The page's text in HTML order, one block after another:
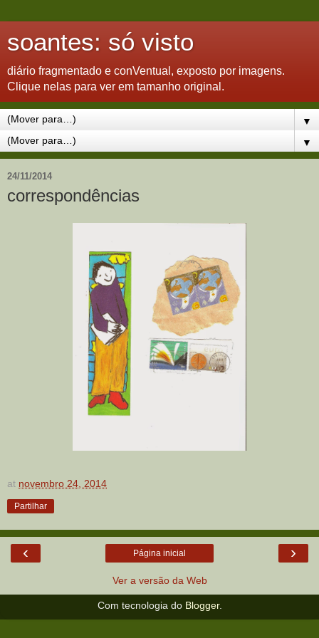
soantes: só visto
diário fragmentado e conVentual, exposto por imagens.
Clique nelas para ver em tamanho original.
▼
▼
24/11/2014
correspondências
at novembro 24, 2014
Partilhar
‹ ›
Página inicial
Ver a versão da Web
Com tecnologia do Blogger.